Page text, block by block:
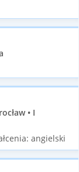
• I
angielski